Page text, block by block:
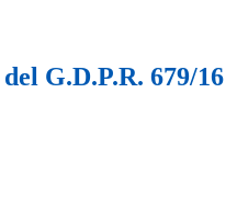
G.D.P.R. 679/16